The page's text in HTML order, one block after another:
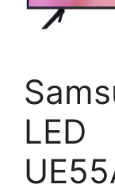
LED